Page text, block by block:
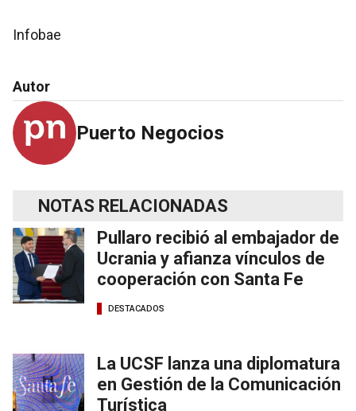
Infobae
Autor
Puerto Negocios
NOTAS RELACIONADAS
Pullaro recibió al embajador de
Ucrania y afianza vínculos de
cooperación con Santa Fe
DESTACADOS
La UCSF lanza una diplomatura
en Gestión de la Comunicación
Turística